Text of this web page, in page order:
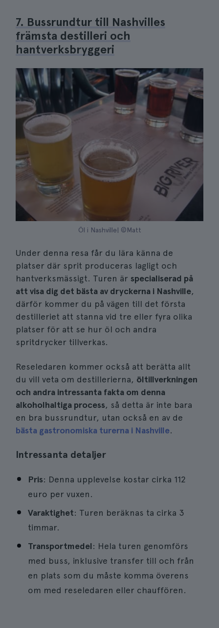
7. Bussrundtur till Nashvilles
främsta destilleri och
hantverksbryggeri
Öl i Nashville| ©Matt
Under denna resa får du lära känna de
platser där sprit produceras lagligt och
hantverksmässigt. Turen är specialiserad på
att visa dig det bästa av dryckerna i Nashville,
därför kommer du på vägen till det första
destilleriet att stanna vid tre eller fyra olika
platser för att se hur öl och andra
spritdrycker tillverkas.
Reseledaren kommer också att berätta allt
du vill veta om destillerierna, öltillverkningen
och andra intressanta fakta om denna
alkoholhaltiga process, så detta är inte bara
en bra bussrundtur, utan också en av de
bästa gastronomiska turerna i Nashville.
Intressanta detaljer
Pris: Denna upplevelse kostar cirka 112
euro per vuxen.
Varaktighet: Turen beräknas ta cirka 3
timmar.
Transportmedel: Hela turen genomförs
med buss, inklusive transfer till och från
en plats som du måste komma överens
om med reseledaren eller chauffören.